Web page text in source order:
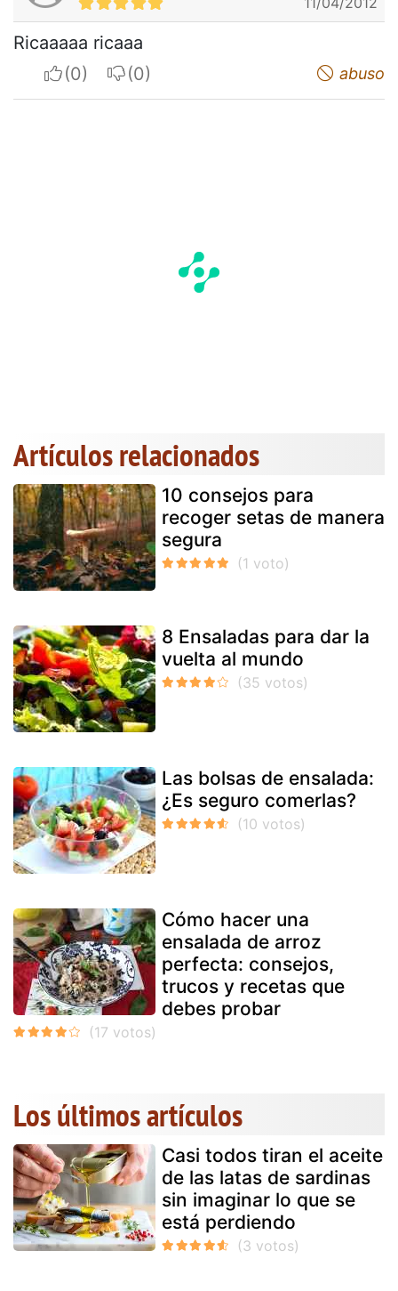
Ricaaaaa ricaaa
I apreciateI do not appreciate abuso
Artículos relacionados
10 consejos para
recoger setas de manera
segura
8 Ensaladas para dar la
vuelta al mundo
Las bolsas de ensalada:
¿Es seguro comerlas?
Cómo hacer una
ensalada de arroz
perfecta: consejos,
trucos y recetas que
debes probar
Los últimos artículos
Casi todos tiran el aceite
de las latas de sardinas
sin imaginar lo que se
está perdiendo